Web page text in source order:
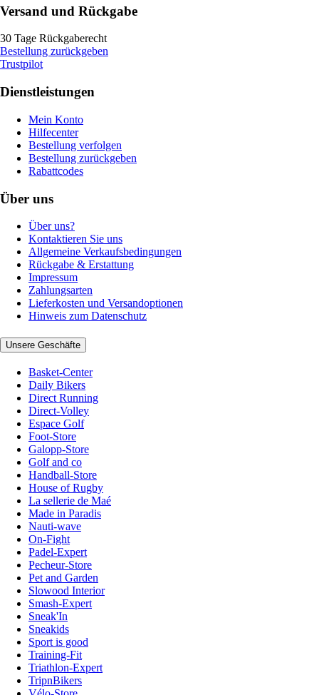
Versand und Rückgabe
30 Tage Rückgaberecht
Bestellung zurückgeben
Trustpilot
Dienstleistungen
Mein Konto
Hilfecenter
Bestellung verfolgen
Bestellung zurückgeben
Rabattcodes
Über uns
Über uns?
Kontaktieren Sie uns
Allgemeine Verkaufsbedingungen
Rückgabe & Erstattung
Impressum
Zahlungsarten
Lieferkosten und Versandoptionen
Hinweis zum Datenschutz
Unsere Geschäfte
Basket-Center
Daily Bikers
Direct Running
Direct-Volley
Espace Golf
Foot-Store
Galopp-Store
Golf and co
Handball-Store
House of Rugby
La sellerie de Maé
Made in Paradis
Nauti-wave
On-Fight
Padel-Expert
Pecheur-Store
Pet and Garden
Slowood Interior
Smash-Expert
Sneak'In
Sneakids
Sport is good
Training-Fit
Triathlon-Expert
TripnBikers